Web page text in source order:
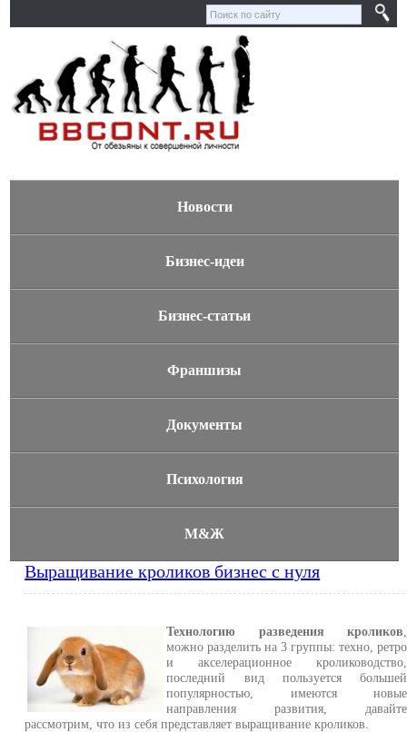
Новости
Бизнес-идеи
Бизнес-статьи
Франшизы
Документы
Психология
М&Ж
Выращивание кроликов бизнес с нуля
Технологию разведения кроликов
можно разделить на 3 группы: техно, ретро
и акселерационное кролиководство,
последний вид пользуется большей
популярностью, имеются новые
направления развития, давайте
рассмотрим, что из себя представляет выращивание кроликов.